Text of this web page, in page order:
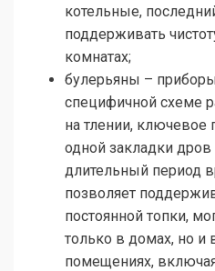
котельные,
поддерживать
комнатах;
булерьяны –
специфичной схеме
на тлении, ключевое
одной закладки дров
длительный период
позволяет
постоянной топки,
только в домах, но и
помещениях,